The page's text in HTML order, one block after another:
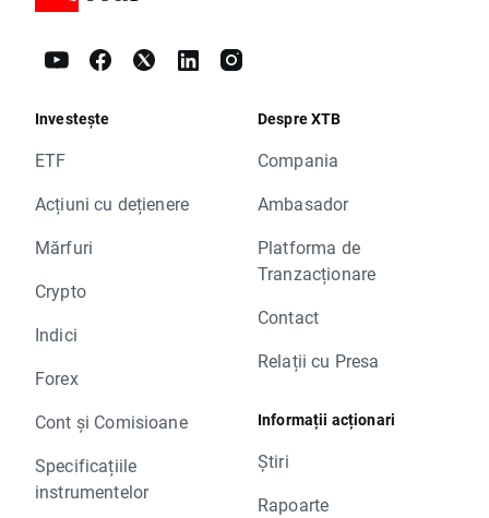
Investește
ETF
Acțiuni cu dețienere
Mărfuri
Crypto
Indici
Forex
Cont și Comisioane
Specificațiile
instrumentelor
Despre XTB
Compania
Ambasador
Platforma de
Tranzacționare
Contact
Relații cu Presa
Informații acționari
Știri
Rapoarte